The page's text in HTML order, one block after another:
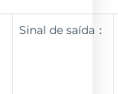
Sinal de saída：